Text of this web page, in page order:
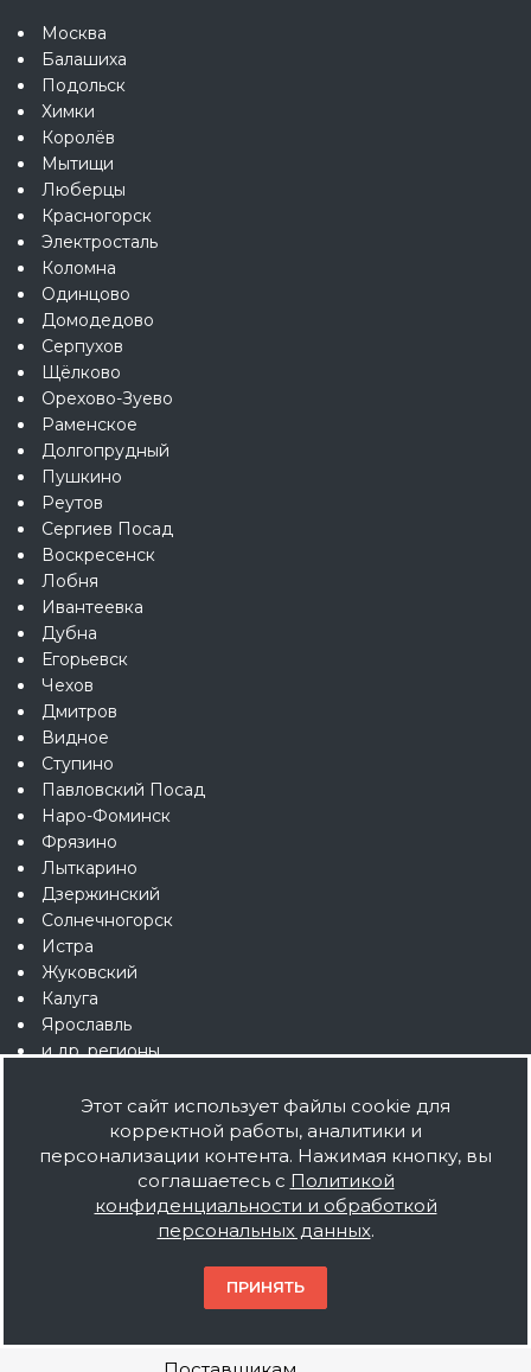
Москва
Балашиха
Подольск
Химки
Королёв
Мытищи
Люберцы
Красногорск
Электросталь
Коломна
Одинцово
Домодедово
Серпухов
Щёлково
Орехово-Зуево
Раменское
Долгопрудный
Пушкино
Реутов
Сергиев Посад
Воскресенск
Лобня
Ивантеевка
Дубна
Егорьевск
Чехов
Дмитров
Видное
Ступино
Павловский Посад
Наро-Фоминск
Фрязино
Лыткарино
Дзержинский
Солнечногорск
Истра
Жуковский
Калуга
Ярославль
и др. регионы
О компании
О нас
Мы дилеры
Наше производство
Этот сайт использует файлы cookie для
корректной работы, аналитики и
персонализации контента. Нажимая кнопку, вы
соглашаетесь с Политикой
конфиденциальности и обработкой
персональных данных.
ПРИНЯТЬ